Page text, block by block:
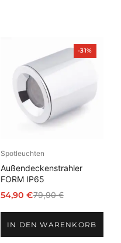
-31%Produkt
im
Spotleuchten
Außendeckenstrahler
FORM IP65
79,90€
Ursprünglicher
Preis
war:
79,90 €
54,90 €
Aktueller
Preis
ist:
54,90 €.
IN DEN WARENKORB